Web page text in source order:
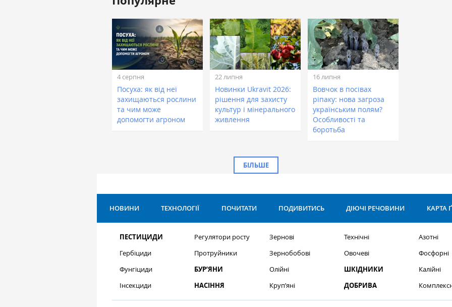
4 серпня
Посуха: як від неї
захищаються рослини
та чим може
допомогти агроном
22 липня
Новинки Ukravit 2026:
рішення для захисту
культур і мінерального
живлення
16 липня
Вовчок в посівах
ріпаку: нова загроза
українським полям?
Особливості та
боротьба
БІЛЬШЕ
НОВИНИ ТЕХНОЛОГІЇ ПОЧИТАТИ ПОДИВИТИСЬ ДІЮЧІ РЕЧОВИНИ КАРТА
ПЕСТИЦИДИ
Гербіциди
Фунгіциди
Інсекциди
Регулятори росту
Протруйники
БУР’ЯНИ
НАСІННЯ
Зернові
Зернобобові
Олійні
Круп’яні
Технічні
Овочеві
ШКІДНИКИ
ДОБРИВА
Азотні
Фосфорні
Калійні